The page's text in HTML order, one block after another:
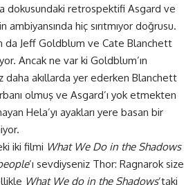
dokusundaki retrospektifi Asgard ve
hiç sırıtmıyor doğrusu.
da Jeff Goldblum ve Cate Blanchett
Ancak ne var ki Goldblum’ın
daha akıllarda yer ederken Blanchett
olmuş ve Asgard’ı yok etmekten
Hela’yı ayakları yere basan bir
iki filmi What We Do in the Shadows
’ı sevdiyseniz Thor: Ragnarok size
What We do in the Shadows’taki